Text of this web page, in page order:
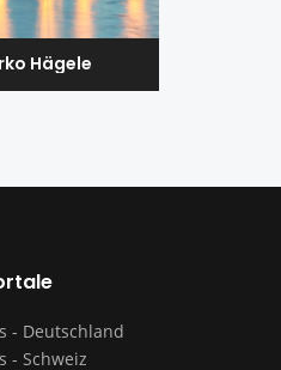
Hägele
- Deutschland
- Schweiz